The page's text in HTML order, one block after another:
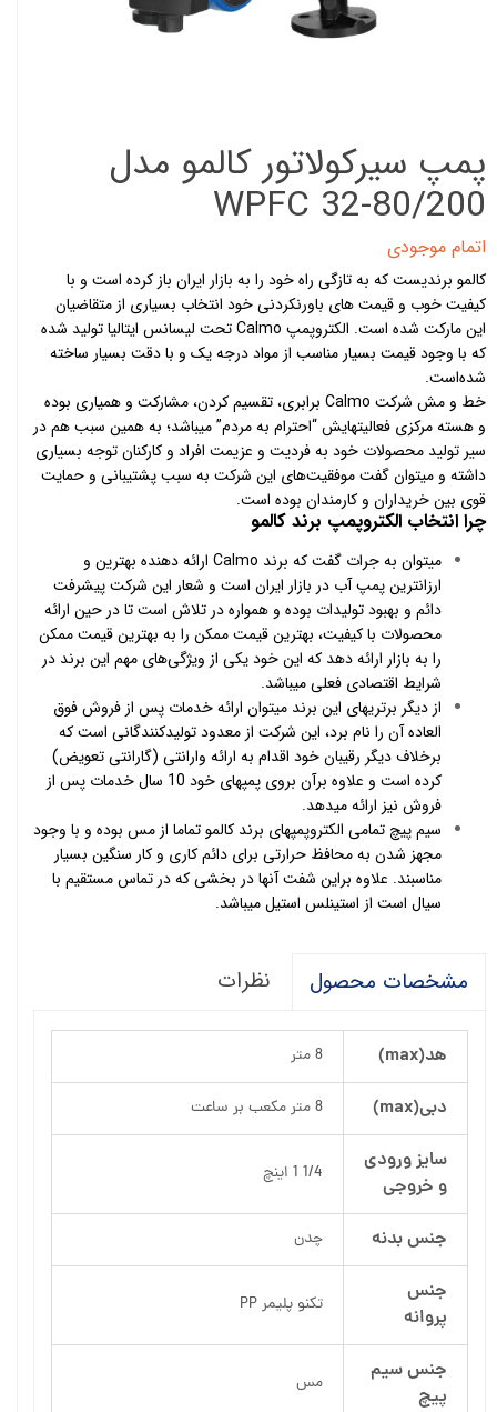
پمپ سیرکولاتور کالمو مدل
WPFC 32-80/200
اتمام موجودی
کالمو برندیست که به تازگی راه خود را به بازار ایران باز کرده است و با
کیفیت خوب و قیمت های باورنکردنی خود انتخاب بسیاری از متقاضیان
این مارکت شده است. الکتروپمپ Calmo تحت لیسانس ایتالیا تولید شده
که با وجود قیمت بسیار مناسب از مواد درجه یک و با دقت بسیار ساخته
شده‌است.
خط و مش شرکت Calmo برابری، تقسیم کردن، مشارکت و همیاری بوده
و هسته مرکزی فعالیتهایش “احترام به مردم” میباشد؛ به همین سبب هم در
سیر تولید محصولات خود به فردیت و عزیمت افراد و کارکنان توجه بسیاری
داشته و میتوان گفت موفقیت‌های این شرکت به سبب پشتیبانی و حمایت
قوی بین خریداران و کارمندان بوده است.
چرا انتخاب الکتروپمپ برند کالمو
میتوان به جرات گفت که برند Calmo ارائه دهنده بهترین و
ارزانترین پمپ آب در بازار ایران است و شعار این شرکت پیشرفت
دائم و بهبود تولیدات بوده و همواره در تلاش است تا در حین ارائه
محصولات با کیفیت، بهترین قیمت ممکن را به بهترین قیمت ممکن
را به بازار ارائه دهد که این خود یکی از ویژگی‌های مهم این برند در
شرایط اقتصادی فعلی میباشد.
از دیگر برتریهای این برند میتوان ارائه خدمات پس از فروش فوق
العاده آن را نام برد، این شرکت از معدود تولیدکنندگانی است که
برخلاف دیگر رقیبان خود اقدام به ارائه وارانتی (گارانتی تعویض)
کرده است و علاوه برآن بروی پمپهای خود 10 سال خدمات پس از
فروش نیز ارائه میدهد.
سیم پیچ تمامی الکتروپمپهای برند کالمو تماما از مس بوده و با وجود
مجهز شدن به محافظ حرارتی برای دائم کاری و کار سنگین بسیار
مناسبند. علاوه براین شفت آنها در بخشی که در تماس مستقیم با
سیال است از استینلس استیل میباشد.
مشخصات محصول نظرات
هد(max) 8 متر
دبی(max) 8 متر مکعب بر ساعت
سایز ورودی
و خروجی
1/4 1 اینچ
جنس بدنه چدن
جنس
پروانه
تکنو پلیمر PP
جنس سیم
پیچ
مس